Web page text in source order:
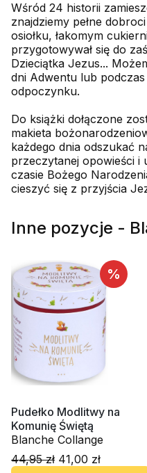
Wśród 24 historii
znajdziemy pełne
osiołku, łakomym
przygotowywał się do
Dzieciątka Jezus...
dni Adwentu lub
odpoczynku.
Do książki dołączone
makieta
każdego dnia odszukać
przeczytanej opowieści i
czasie Bożego
cieszyć się z przyjścia
Inne pozycje -
%
Pudełko Modlitwy na
Komunię Świętą
Blanche Collange
44,95 zł 41,00 zł